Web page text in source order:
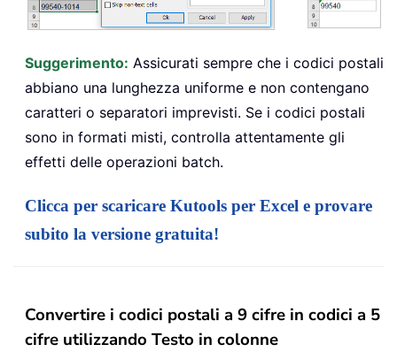
Suggerimento: Assicurati sempre che i codici postali
abbiano una lunghezza uniforme e non contengano
caratteri o separatori imprevisti. Se i codici postali
sono in formati misti, controlla attentamente gli
effetti delle operazioni batch.
Clicca per scaricare Kutools per Excel e provare
subito la versione gratuita!
Convertire i codici postali a 9 cifre in codici a 5
cifre utilizzando Testo in colonne